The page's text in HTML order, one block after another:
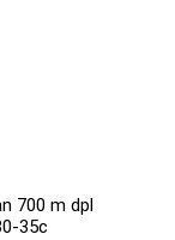
700 m dpl
35c